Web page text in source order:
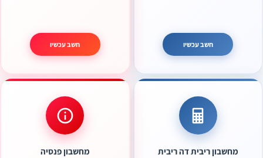
חשב עכשיו חשב עכשיו
מחשבון ריבית דה ריבית מחשבון פנסיה